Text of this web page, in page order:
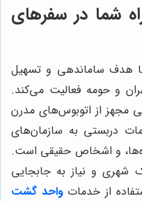
شما در سفرهای
هدف ساماندهی و تسهیل
و حومه فعالیت می‌کند.
مجهز از اتوبوس‌های مدرن
دربستی به سازمان‌های
و اشخاص حقیقی است.
شهری و نیاز به جابجایی
از خدماتواحد گشت